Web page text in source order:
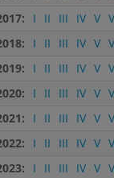
I II III IV V
I II III IV V
I II III IV V
I II III IV V
I II III IV V
I II III IV V
I II III IV V